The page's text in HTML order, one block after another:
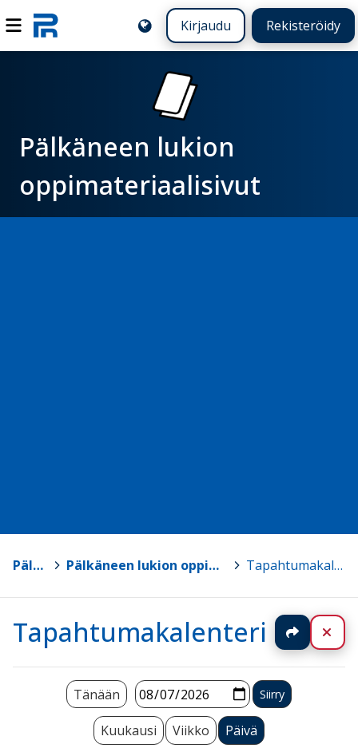
Kirjaudu Rekisteröidy
Pälkäneen lukion
oppimateriaalisivut
Pälkäne Pälkäneen lukion oppimateriaalisivut > Tapahtumakalenteri
Tapahtumakalenteri Jaa
Kuukausi Viikko Päivä
Tänään